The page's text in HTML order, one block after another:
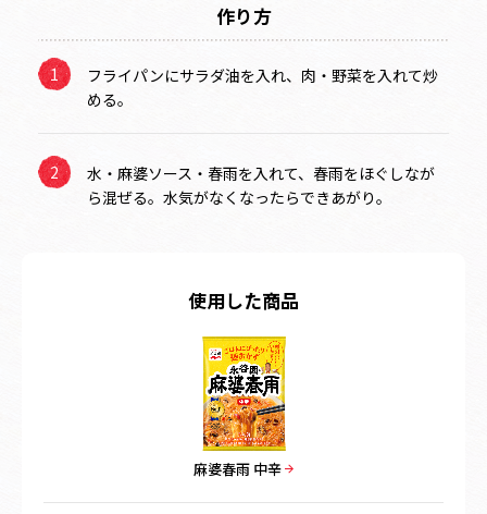
作り方
フライパンにサラダ油を入れ、肉・野菜を入れて炒
める。
水・麻婆ソース・春雨を入れて、春雨をほぐしなが
ら混ぜる。水気がなくなったらできあがり。
使用した商品
麻婆春雨 中辛